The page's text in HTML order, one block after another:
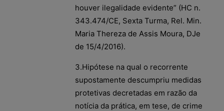
houver ilegalidade evidente” (HC n.
343.474/CE, Sexta Turma, Rel. Min.
Maria Thereza de Assis Moura, DJe
de 15/4/2016).
3.Hipótese na qual o recorrente
supostamente descumpriu medidas
protetivas decretadas em razão da
notícia da prática, em tese, de crime